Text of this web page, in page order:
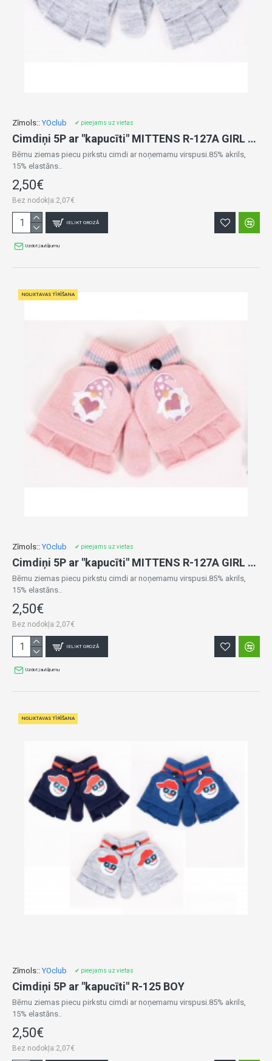
Zīmols:: YOclub ✔ pieejams uz vietas
Cimdiņi 5P ar "kapucīti" MITTENS R-127A GIRL grey (12)
Bērnu ziemas piecu pirkstu cimdi ar noņemamu virspusi.85% akrils,
15% elastāns..
2,50€
Bez nodokļa:2,07€
IELIKT GROZĀ
Uzdot jautājumu
NOLIKTAVAS TĪRĪŠANA
Zīmols:: YOclub ✔ pieejams uz vietas
Cimdiņi 5P ar "kapucīti" MITTENS R-127A GIRL pink (12)
Bērnu ziemas piecu pirkstu cimdi ar noņemamu virspusi.85% akrils,
15% elastāns..
2,50€
Bez nodokļa:2,07€
IELIKT GROZĀ
Uzdot jautājumu
NOLIKTAVAS TĪRĪŠANA
Zīmols:: YOclub ✔ pieejams uz vietas
Cimdiņi 5P ar "kapucīti" R-125 BOY
Bērnu ziemas piecu pirkstu cimdi ar noņemamu virspusi.85% akrils,
15% elastāns..
2,50€
Bez nodokļa:2,07€